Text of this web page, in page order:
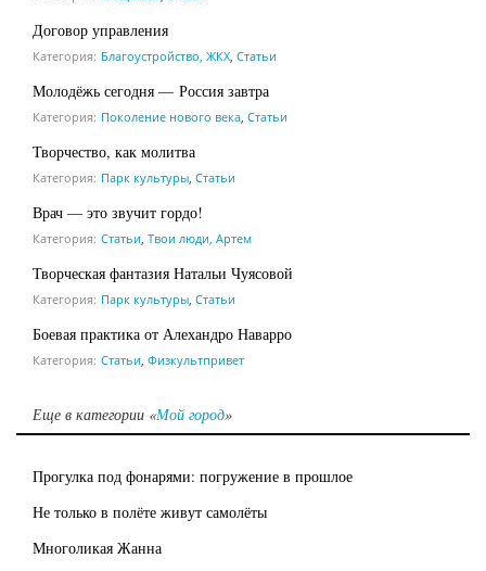
Договор управления
Категория: Благоустройство, ЖКХ Статьи
Молодёжь сегодня — Россия завтра
Категория: Поколение нового века Статьи
Творчество, как молитва
Категория: Парк культуры Статьи
Врач — это звучит гордо!
Категория: Статьи Твои люди, Артем
Творческая фантазия Натальи Чуясовой
Категория: Парк культуры Статьи
Боевая практика от Алехандро Наварро
Категория: Статьи Физкультпривет
Еще в категории «Мой город»
Прогулка под фонарями: погружение в прошлое
Не только в полёте живут самолёты
Многоликая Жанна